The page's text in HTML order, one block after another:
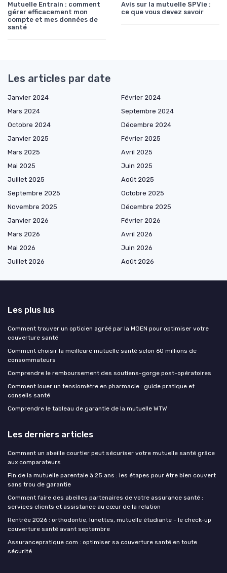
Mutuelle Entrain : comment
gérer efficacement mon
compte et mes données de
santé
Avis sur la mutuelle SPVie :
ce que vous devez savoir
Les articles par date
Janvier 2024
Février 2024
Mars 2024
Septembre 2024
Octobre 2024
Décembre 2024
Janvier 2025
Février 2025
Mars 2025
Avril 2025
Mai 2025
Juin 2025
Juillet 2025
Août 2025
Septembre 2025
Octobre 2025
Novembre 2025
Décembre 2025
Janvier 2026
Février 2026
Mars 2026
Avril 2026
Mai 2026
Juin 2026
Juillet 2026
Août 2026
Les plus lus
Comment trouver un opticien agréé par la MGEN pour optimiser votre
couverture santé
Comment choisir la meilleure mutuelle santé selon 60 millions de
consommateurs
Comprendre le remboursement des soutiens-gorge post-opératoires
Comment louer un tensiomètre en pharmacie : guide pratique et
conseils santé
Comprendre le tableau de garantie de la mutuelle WTW
Les derniers articles
Comment un abeille courtier peut sécuriser votre mutuelle santé grâce
aux comparateurs
Fin de la mutuelle parentale à 25 ans : les étapes pour être bien couvert
sans trou de garantie
Comment faire des abeilles partenaires de votre assurance santé :
services clients et assistance au cœur de la relation
Rentrée 2026 : orthodontie, lunettes, mutuelle étudiante - le check-up
couverture santé avant septembre
Assurancepratique com : optimiser sa couverture santé en toute
sécurité